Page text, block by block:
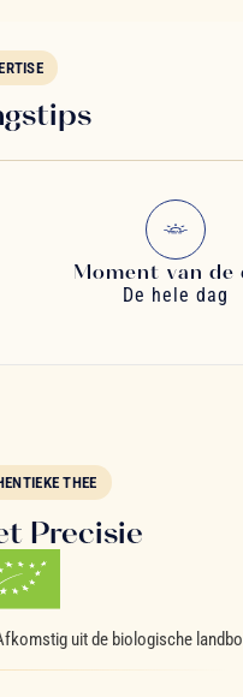
Moment van de
De hele dag
THEE
Precisie
uit de biologische